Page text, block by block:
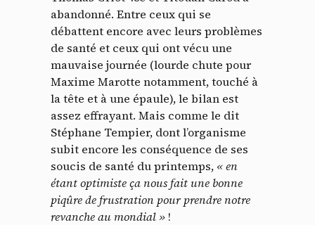
abandonné. Entre ceux qui se
débattent encore avec leurs problèmes
de santé et ceux qui ont vécu une
mauvaise journée (lourde chute pour
Maxime Marotte notamment, touché à
la tête et à une épaule), le bilan est
assez effrayant. Mais comme le dit
Stéphane Tempier, dont l’organisme
subit encore les conséquence de ses
soucis de santé du printemps, « en
étant optimiste ça nous fait une bonne
piqûre de frustration pour prendre notre
revanche au mondial » !